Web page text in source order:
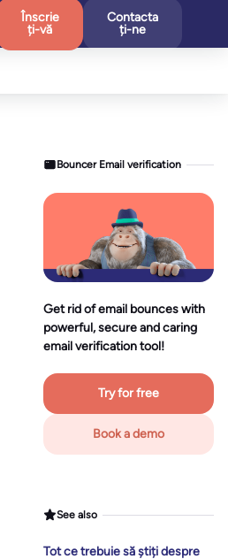
Înscrie
ți-vă
Contacta
ți-ne
Bouncer Email verification
Get rid of email bounces with
powerful, secure and caring
email verification tool!
Try for free
Book a demo
See also
Tot ce trebuie să știți despre